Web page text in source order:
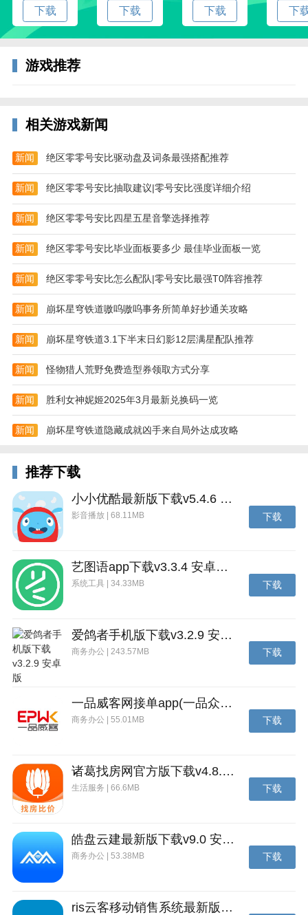
感的全3D动作手游新体验。
游戏攻略
【剑冲飞天】
【万剑穿心】
御剑，对自身前方半斤3米内的目标造成伤害，并添
加“剑灵”标记。
【无极飞剑】
对5米内目标造成伤害，并且扣除范围内敌方破防值和
持续造成伤害，增加自己破防值，持续6秒。
【无极剑舞】
对自身半径3米范围内的目标造成伤害(目标身上有“剑
灵”标记命中额外造成7点破防)，每次伤害上浮5%，最
后一次伤害将目标震浮空，之后第二段技能，对前方3
米范围目标造成伤害。
更新日志
提升了玩家操作体验
修复了bug
优化了游戏界面
下载 下载 下载 下
游戏推荐
相关游戏新闻
新闻 绝区零零号安比驱动盘及词条最强搭配推荐
新闻 绝区零零号安比抽取建议|零号安比强度详细介绍
新闻 绝区零零号安比四星五星音擎选择推荐
新闻 绝区零零号安比毕业面板要多少 最佳毕业面板一览
新闻 绝区零零号安比怎么配队|零号安比最强T0阵容推荐
新闻 崩坏星穹铁道嗷呜嗷呜事务所简单好抄通关攻略
新闻 崩坏星穹铁道3.1下半末日幻影12层满星配队推荐
新闻 怪物猎人荒野免费造型券领取方式分享
新闻 胜利女神妮姬2025年3月最新兑换码一览
新闻 崩坏星穹铁道隐藏成就凶手来自局外达成攻略
推荐下载
小小优酷最新版下载v5.4.6 安卓官方版
影音播放 | 68.11MB 下载
艺图语app下载v3.3.4 安卓免费版
系统工具 | 34.33MB 下载
爱鸽者手机版下载v3.2.9 安卓版
商务办公 | 243.57MB 下载
一品威客网接单app(一品众包)下载v2.7.1 安卓最新版
商务办公 | 55.01MB 下载
诸葛找房网官方版下载v4.8.1.1 安卓最新版
生活服务 | 66.6MB 下载
皓盘云建最新版下载v9.0 安卓版
商务办公 | 53.38MB 下载
ris云客移动销售系统最新版下载v1.1.25 安卓手机版